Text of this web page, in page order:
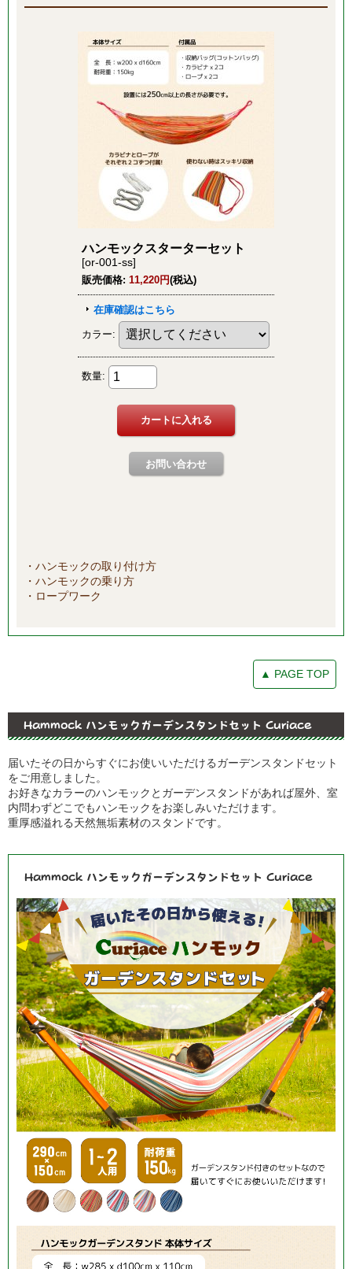
・ハンモックの取り付け方
・ハンモックの乗り方
・ロープワーク
▲ PAGE TOP
Hammock ハンモックガーデンスタンドセット Curiace
届いたその日からすぐにお使いいただけるガーデンスタンドセット
をご用意しました。
お好きなカラーのハンモックとガーデンスタンドがあれば屋外、室
内問わずどこでもハンモックをお楽しみいただけます。
重厚感溢れる天然無垢素材のスタンドです。
Hammock ハンモックガーデンスタンドセット Curiace